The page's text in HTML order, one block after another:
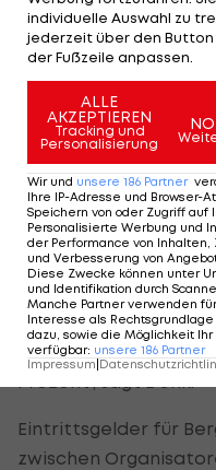
Mont Ventoux
zur deutschen
bei einem Beitrag
eine schöne Summe
Die Teams bieten
Radrennen die
TV-Gelder gehen
oder den
ihr Budget nahezu
abdecken. "Die
finanzieren uns zu 95
Eintrittsgelder für
zwischen
individuelle Auswahl zu
jederzeit über den Button
der Fußzeile anpassen.
ALLE
AKZEPTIEREN
Tracking und
Personalisierung
Wir und unsere 186 Partner
Ihre IP-Adresse und Browser-
Speichern von oder Zugriff
Personalisierte Werbung und
der Performance von Inhalten,
und Verbesserung von
Diese Zwecke können unter
und Identifikation durch
Manche Partner verwenden
Interesse als
dazu, sowie die Möglichkeit
verfügbar: unsere 186 Partner
Impressum